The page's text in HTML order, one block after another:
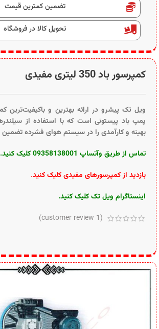
کمپرسور باد 350 لیتری مفیدی
ویل تک پیشرو در ارائه بهترین و باکیفیت‌ترین
پمپ باد پیستونی است که با استفاده از
بهینه و کارآمدی را در سیستم‌ هوای فشرده تضمین
تماس از طریق وآتساپ 09358138001 کلیک کنید.
بازدید از کمپرسورهای مفیدی کلیک کنید.
اینستاگرام ویل تک کلیک کنید.
(
1
تضمین کمترین قیمت
تحویل کالا در فروشگاه